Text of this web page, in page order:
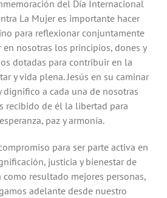
del Día Internacional
La Mujer es importante hacer
para reflexionar conjuntamente
en nosotras los principios, dones y
dotadas para contribuir en la
y vida plena. Jesús en su caminar
dignifico a cada una de nosotras
recibido de él la libertad para
paz y armonía.
para ser parte activa en
justicia y bienestar de
como resultado mejores personas,
adelante desde nuestro